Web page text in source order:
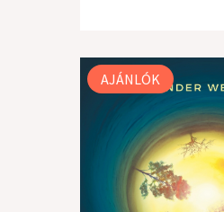
AJÁNLÓK